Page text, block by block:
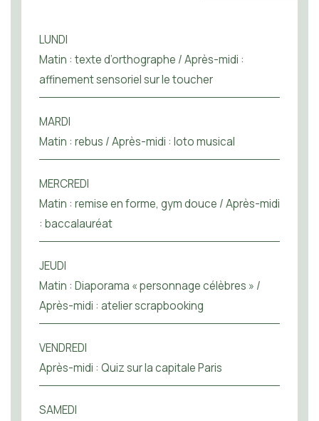
LUNDI
Matin : texte d’orthographe / Après-midi :
affinement sensoriel sur le toucher
MARDI
Matin : rebus / Après-midi : loto musical
MERCREDI
Matin : remise en forme, gym douce / Après-midi
: baccalauréat
JEUDI
Matin : Diaporama « personnage célèbres » /
Après-midi : atelier scrapbooking
VENDREDI
Après-midi : Quiz sur la capitale Paris
SAMEDI